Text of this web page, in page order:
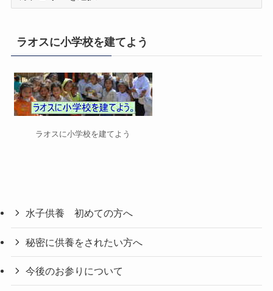
リ
ラオスに小学校を建てよう
ラオスに小学校を建てよう
水子供養 初めての方へ
秘密に供養をされたい方へ
今後のお参りについて